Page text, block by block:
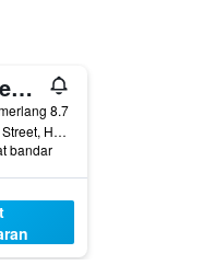
Hyatt Regency Hong Kong Sha Tin
8.7
18 Chak Cheung Street, Hong Kong, Hong Kong
bandar